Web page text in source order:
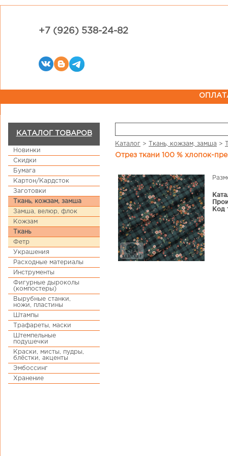
+7 (926) 538-24-82
КАТАЛОГ ТОВАРОВ
Новинки
Скидки
Бумага
Картон/Кардсток
Заготовки
Ткань, кожзам, замша
Замша, велюр, флок
Кожзам
Ткань
Фетр
Украшения
Расходные материалы
Инструменты
Фигурные дыроколы
(компостеры)
Вырубные станки,
ножи, пластины
Штампы
Трафареты, маски
Штемпельные
подушечки
Краски, мисты, пудры,
блёстки, акценты
Эмбоссинг
Хранение
Каталог > Ткань, кожзам, замша >
Отрез ткани 100 % хлопок-
Код